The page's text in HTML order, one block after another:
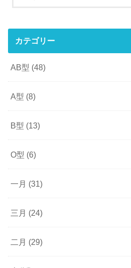
カテゴリー
AB型 (48)
A型 (8)
B型 (13)
O型 (6)
一月 (31)
三月 (24)
二月 (29)